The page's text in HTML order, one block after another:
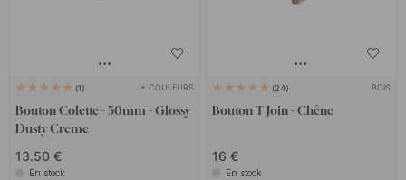
1 + COULEURS
Bouton Colette - 50mm - Glossy
Dusty Creme
13.50 €
En stock
24 BOIS
Bouton T Join - Chêne
16 €
En stock